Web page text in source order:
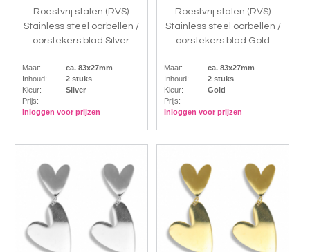
Roestvrij stalen (RVS)
Stainless steel oorbellen /
oorstekers blad Silver
Maat:
ca. 83x27mm
Inhoud:
2 stuks
Kleur:
Silver
Prijs:
Inloggen voor prijzen
Roestvrij stalen (RVS)
Stainless steel oorbellen /
oorstekers blad Gold
Maat:
ca. 83x27mm
Inhoud:
2 stuks
Kleur:
Gold
Prijs:
Inloggen voor prijzen